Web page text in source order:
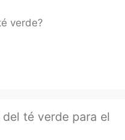
verde?
té verde para el